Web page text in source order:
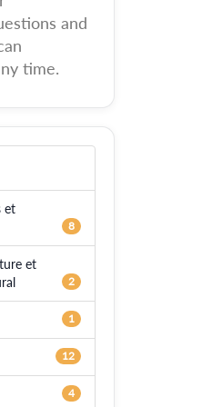
and
time.
et
8
et
2
1
12
4